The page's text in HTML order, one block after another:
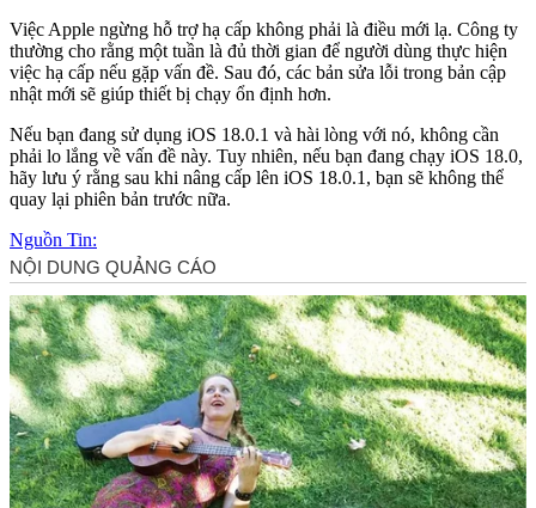
Việc Apple ngừng hỗ trợ hạ cấp không phải là điều mới lạ. Công ty
thường cho rằng một tuần là đủ thời gian để người dùng thực hiện
việc hạ cấp nếu gặp vấn đề. Sau đó, các bản sửa lỗi trong bản cập
nhật mới sẽ giúp thiết bị chạy ổn định hơn.
Nếu bạn đang sử dụng iOS 18.0.1 và hài lòng với nó, không cần
phải lo lắng về vấn đề này. Tuy nhiên, nếu bạn đang chạy iOS 18.0,
hãy lưu ý rằng sau khi nâng cấp lên iOS 18.0.1, bạn sẽ không thể
quay lại phiên bản trước nữa.
Nguồn Tin: